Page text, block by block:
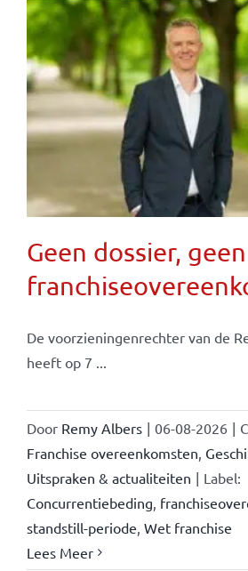
Geen dossier, geen
De voorzieningenrechter van de
heeft op 7 ...
Door Remy Albers | 06-08-2026 |
Franchise overeenkomsten
Uitspraken & actualiteiten | Label:
Concurrentiebeding
standstill-periode Wet franchise
Lees Meer